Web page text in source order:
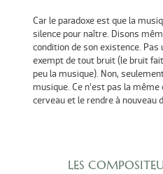
Car le paradoxe est que la
silence pour naître. Disons
condition de son existence. Pas
exempt de tout bruit (le bruit
peu la musique). Non,
musique. Ce n’est pas la
cerveau et le rendre à nouveau
LES